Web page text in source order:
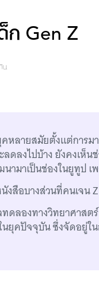
ก Gen Z
น
หลายสมัยตั้งแต่การม
ดลงไปบ้าง ยังคงเห็น
มาเป็นช่องในยูทูป เ
งสือบางส่วนที่คนเจน
ลองทางวิทยาศาสตร์
ยุคปัจจุบัน ซึ่งจัดอยู่ใ